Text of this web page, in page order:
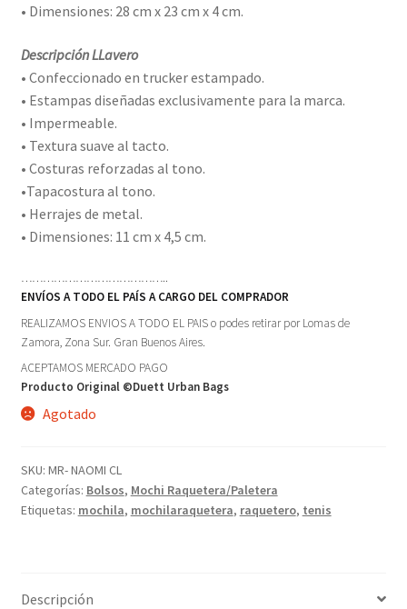
• Dimensiones: 28 cm x 23 cm x 4 cm.
Descripción LLavero
• Confeccionado en trucker estampado.
• Estampas diseñadas exclusivamente para la marca.
• Impermeable.
• Textura suave al tacto.
• Costuras reforzadas al tono.
•Tapacostura al tono.
• Herrajes de metal.
• Dimensiones: 11 cm x 4,5 cm.
…………………………………..
ENVÍOS A TODO EL PAÍS A CARGO DEL COMPRADOR
REALIZAMOS ENVIOS A TODO EL PAIS o podes retirar por Lomas de
Zamora, Zona Sur. Gran Buenos Aires.
ACEPTAMOS MERCADO PAGO
Producto Original ©Duett Urban Bags
Agotado
SKU: MR- NAOMI CL
Categorías: Bolsos, Mochi Raquetera/Paletera
Etiquetas: mochila, mochilaraquetera, raquetero, tenis
Descripción